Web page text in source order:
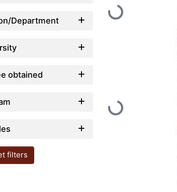
Department
obtained
filters
Loading...
Loading...